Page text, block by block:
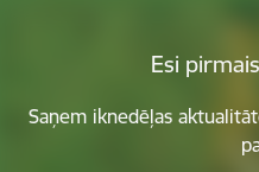
Esi
Saņem iknedēļas